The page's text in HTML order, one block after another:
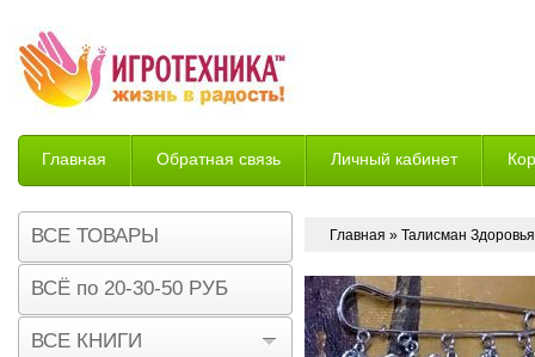
Главная Обратная связь Личный кабинет
Возврат
Главная » Талисман
ВСЕ ТОВАРЫ
ВСЁ по 20-30-50 РУБ
ВСЕ КНИГИ